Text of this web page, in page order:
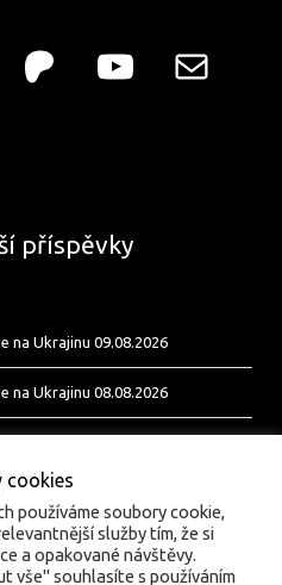
příspěvky
na Ukrajinu 09.08.2026
na Ukrajinu 08.08.2026
cookies
používáme soubory cookie,
služby tím, že si
a opakované návštěvy.
vše" souhlasíte s používáním